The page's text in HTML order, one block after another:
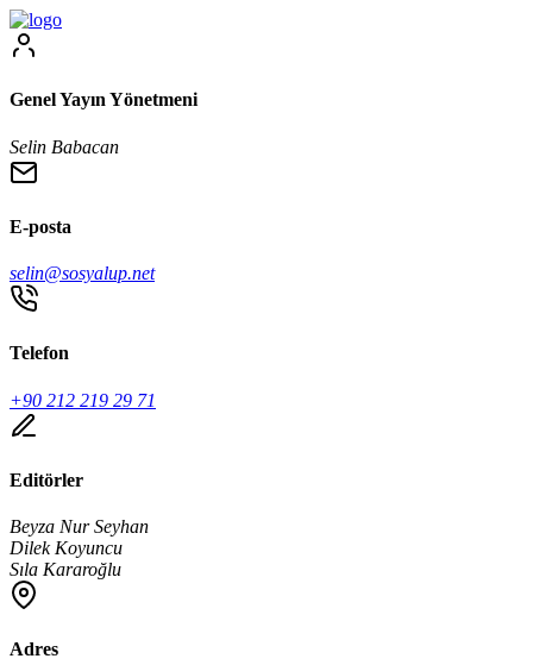
Genel Yayın Yönetmeni
Selin Babacan
E-posta
selin@sosyalup.net
Telefon
+90 212 219 29 71
Editörler
Beyza Nur Seyhan
Dilek Koyuncu
Sıla Kararoğlu
Adres